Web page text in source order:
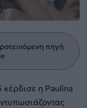
πηγή
κέρδισε η Paulina